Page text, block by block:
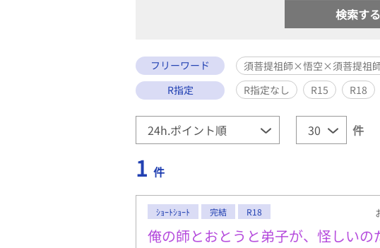
フリーワード
須菩提祖師×悟空×須菩提祖
R指定
R指定なし R15 R18
件
1 件
ｼｮｰﾄｼｮｰﾄ 完結 R18
俺の師とおとうと弟子が、怪しいの